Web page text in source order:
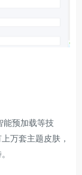
预加载等技
万套主题皮肤，